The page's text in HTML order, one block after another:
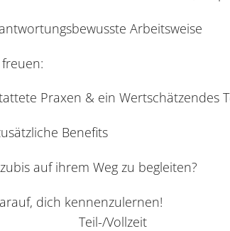
Arbeitsweise
Praxen & ein Wertschätzendes
Benefits
auf ihrem Weg zu begleiten?
dich kennenzulernen!
Teil-/Vollzeit